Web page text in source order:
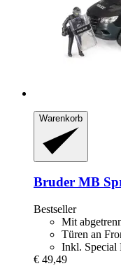
Warenkorb
Bruder MB
Bestseller
Mit
Türen an
Inkl. Special
€ 49,49